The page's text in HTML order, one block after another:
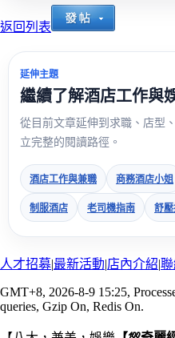
返回列表
延伸主題
繼續了解酒店工作與
從目前文章延伸到求職、店型
立完整的閱讀路徑。
酒店工作與兼職 商務酒店小姐
制服酒店 老司機指南 舒
人才招募|最新活動|店內介紹|
GMT+8, 2026-8-9 15:25,
queries, Gzip On, Redis On.